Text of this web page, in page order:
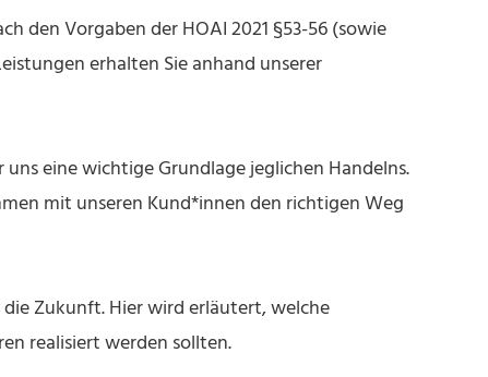
den Vorgaben der HOAI 2021 §53-56 (sowie
erhalten Sie anhand unserer
eine wichtige Grundlage jeglichen Handelns.
mit unseren Kund*innen den richtigen Weg
Zukunft. Hier wird erläutert, welche
realisiert werden sollten.